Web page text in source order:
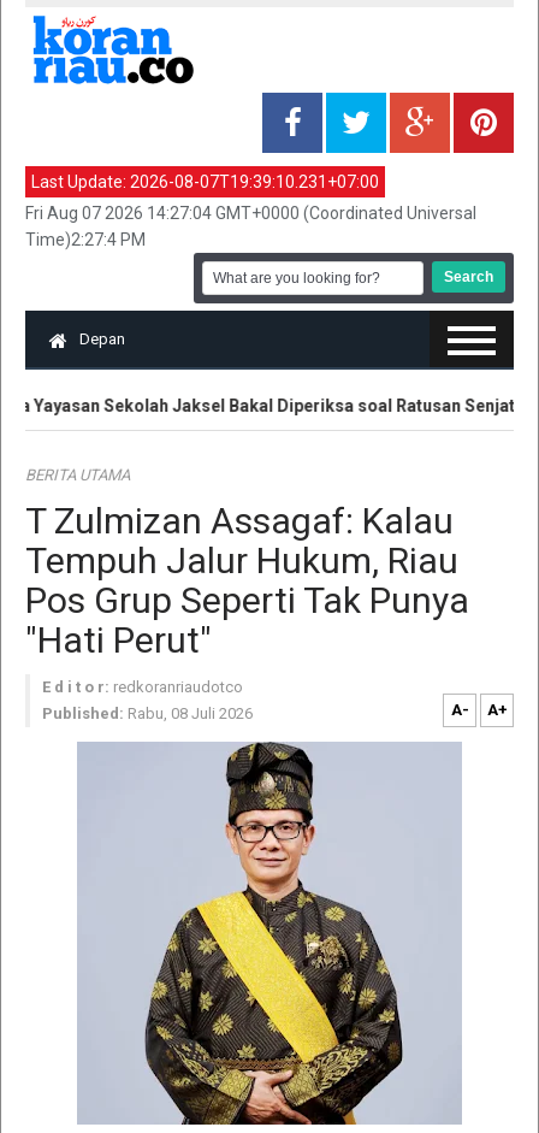
Last Update: 2026-08-07T19:39:10.231+07:00
Fri Aug 07 2026 14:27:04 GMT+0000 (Coordinated Universal
Time)2:27:4 PM
Depan
Yayasan Sekolah Jaksel Bakal Diperiksa soal Ratusan Senjata
BERITA UTAMA
T Zulmizan Assagaf: Kalau
Tempuh Jalur Hukum, Riau
Pos Grup Seperti Tak Punya
"Hati Perut"
E d i t o r: redkoranriaudotco
Published: Rabu, 08 Juli 2026 A- A+